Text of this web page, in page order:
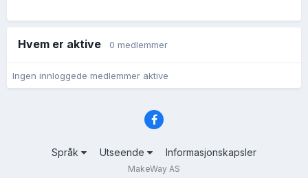
Hvem er aktive 0 medlemmer
Ingen innloggede medlemmer aktive
Språk Utseende Informasjonskapsler
MakeWay AS